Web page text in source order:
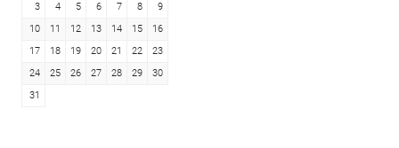
3
4 5 6 7 8
9
10
11 12 13 14 15
16
17
18 19 20 21 22
23
24
25 26 27 28 29
30
31